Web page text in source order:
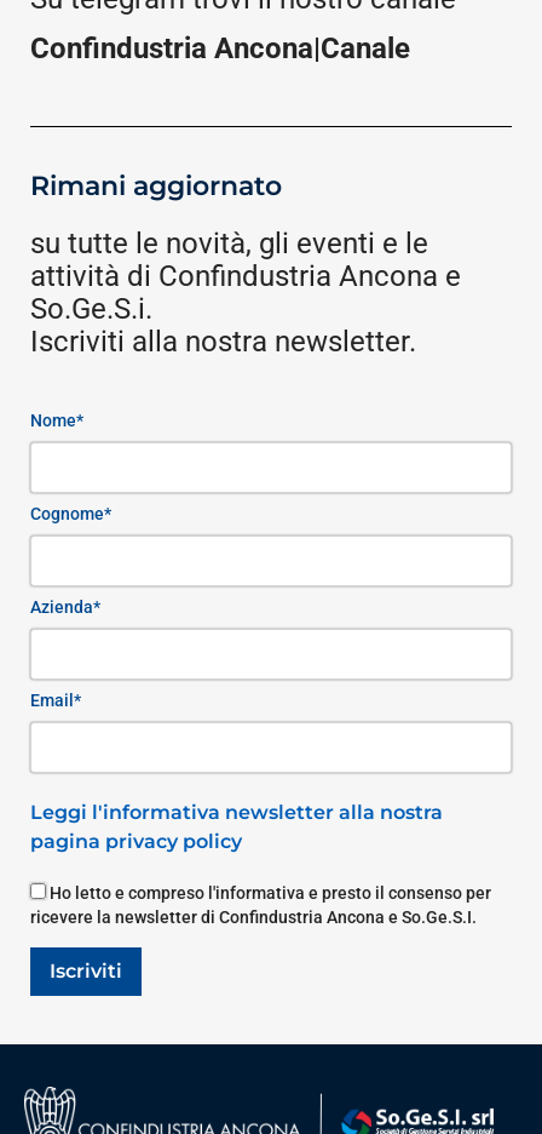
Confindustria Ancona|Canale
Rimani aggiornato
su tutte le novità, gli eventi e le
attività di Confindustria Ancona e
So.Ge.S.i.
Iscriviti alla nostra newsletter.
Nome*
Cognome*
Azienda*
Email*
Leggi l'informativa newsletter alla nostra
pagina privacy policy
Ho letto e compreso l'informativa e presto il consenso per
ricevere la newsletter di Confindustria Ancona e So.Ge.S.I.
Iscriviti